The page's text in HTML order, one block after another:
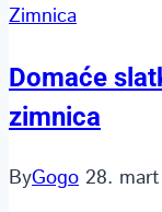
Zimnica
Domaće
zimnica
ByGogo 28.